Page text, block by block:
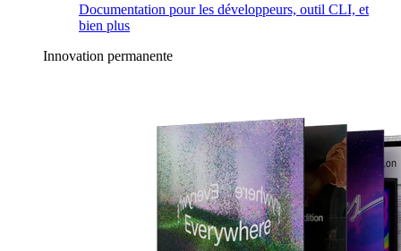
Documentation pour les développeurs, outil CLI, et
bien plus
Innovation permanente